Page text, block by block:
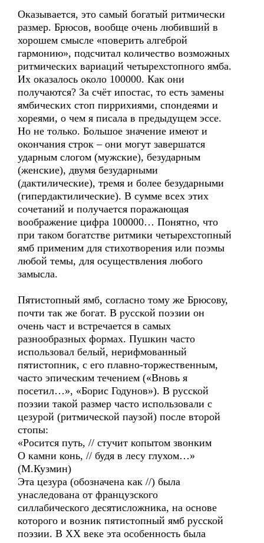
Оказывается, это самый богатый ритмически
размер. Брюсов, вообще очень любивший в
хорошем смысле «поверить алгеброй
гармонию», подсчитал количество возможных
ритмических вариаций четырехстопного ямба.
Их оказалось около 100000. Как они
получаются? За счёт ипостас, то есть замены
ямбических стоп пиррихиями, спондеями и
хореями, о чем я писала в предыдущем эссе.
Но не только. Большое значение имеют и
окончания строк – они могут завершатся
ударным слогом (мужские), безударным
(женские), двумя безударными
(дактилические), тремя и более безударными
(гипердактилические). В сумме всех этих
сочетаний и получается поражающая
воображение цифра 100000… Понятно, что
при таком богатстве ритмики четырехстопный
ямб применим для стихотворения или поэмы
любой темы, для осуществления любого
замысла.
Пятистопный ямб, согласно тому же Брюсову,
почти так же богат. В русской поэзии он
очень част и встречается в самых
разнообразных формах. Пушкин часто
использовал белый, нерифмованный
пятистопник, с его плавно-торжественным,
часто эпическим течением («Вновь я
посетил…», «Борис Годунов»). В русской
поэзии такой размер часто использовали с
цезурой (ритмической паузой) после второй
стопы:
«Росится путь, // стучит копытом звонким
О камни конь, // будя в лесу глухом…»
(М.Кузмин)
Эта цезура (обозначена как //) была
унаследована от французского
силлабического десятисложника, на основе
которого и возник пятистопный ямб русской
поэзии. В ХХ веке эта особенность была